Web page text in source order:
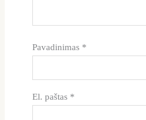
Pavadinimas *
El. paštas *